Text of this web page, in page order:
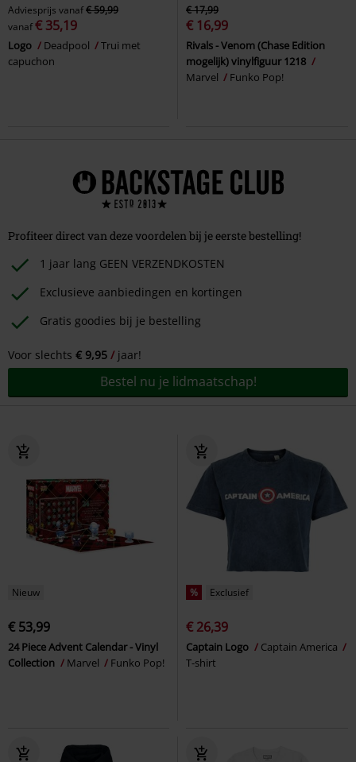
Adviesprijs vanaf€ 59,99
vanaf€ 35,19
Logo Deadpool
Trui met
capuchon
€ 17,99
€ 16,99
Rivals - Venom (Chase Edition
mogelijk) vinylfiguur 1218
Marvel
Funko Pop!
Profiteer direct van deze voordelen bij je eerste bestelling!
1 jaar lang GEEN VERZENDKOSTEN
Exclusieve aanbiedingen en kortingen
Gratis goodies bij je bestelling
Voor slechts € 9,95 jaar!
Bestel nu je lidmaatschap!
Nieuw
€ 53,99
24 Piece Advent Calendar - Vinyl
Collection
Marvel Funko Pop!
% Exclusief
€ 26,39
Captain Logo
Captain America
T-shirt